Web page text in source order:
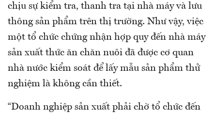
chịu sự kiểm tra, thanh tra tại nhà máy và lưu
thông sản phẩm trên thị trường. Như vậy, việc
một tổ chức chứng nhận hợp quy đến nhà máy
sản xuất thức ăn chăn nuôi đã được cơ quan
nhà nước kiểm soát để lấy mẫu sản phẩm thử
nghiệm là không cần thiết.
“Doanh nghiệp sản xuất phải chờ tổ chức đến